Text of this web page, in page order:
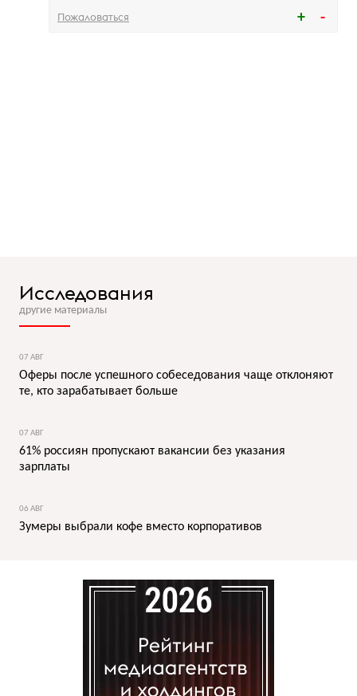
Пожаловаться
Исследования
другие материалы
07 АВГ
Оферы после успешного собеседования чаще отклоняют
те, кто зарабатывает больше
07 АВГ
61% россиян пропускают вакансии без указания
зарплаты
06 АВГ
Зумеры выбрали кофе вместо корпоративов